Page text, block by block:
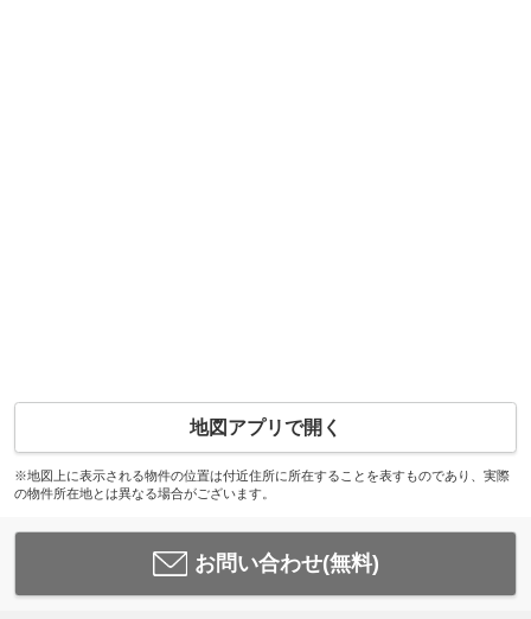
地図アプリで開く
※地図上に表示される物件の位置は付近住所に所在することを表すものであり、実際
の物件所在地とは異なる場合がございます。
お問い合わせ(無料)